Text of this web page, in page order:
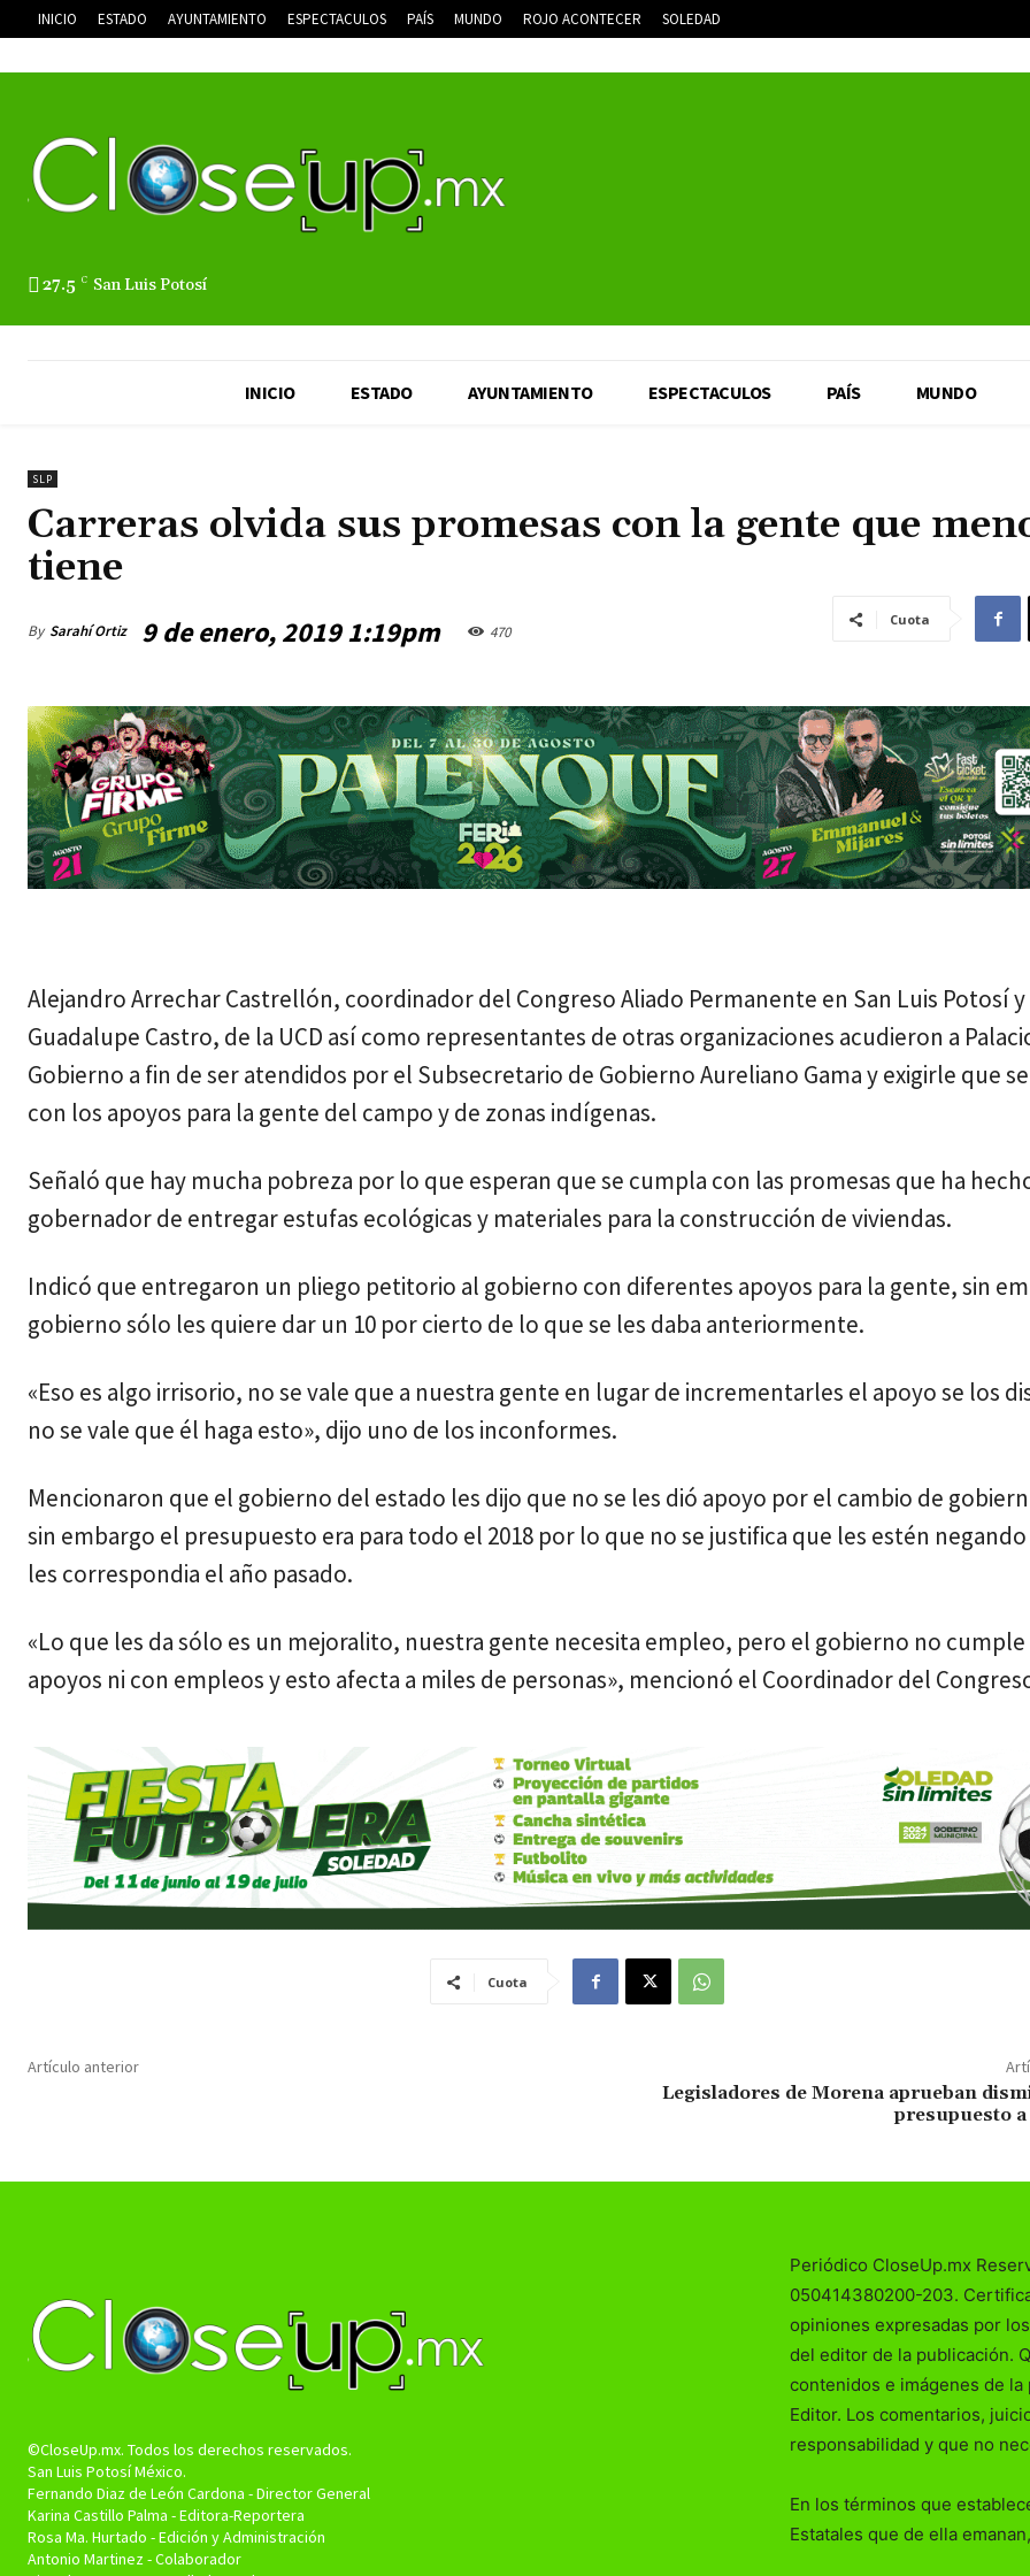
INICIO ESTADO AYUNTAMIENTO ESPECTACULOS PAÍS MUNDO ROJO ACONTECER SOLEDAD
27.5 C San Luis Potosí
INICIO ESTADO AYUNTAMIENTO ESPECTACULOS PAÍS MUNDO
SLP
Carreras olvida sus promesas con la gente que
tiene
By Sarahí Ortiz 9 de enero, 2019 1:19pm 470
Cuota
Alejandro Arrechar Castrellón, coordinador del Congreso Aliado Permanente en San Luis Potosí y
Guadalupe Castro, de la UCD así como representantes de otras organizaciones acudieron a
Gobierno a fin de ser atendidos por el Subsecretario de Gobierno Aureliano Gama y exigirle que
con los apoyos para la gente del campo y de zonas indígenas.
Señaló que hay mucha pobreza por lo que esperan que se cumpla con las promesas que ha
gobernador de entregar estufas ecológicas y materiales para la construcción de viviendas.
Indicó que entregaron un pliego petitorio al gobierno con diferentes apoyos para la gente, sin
gobierno sólo les quiere dar un 10 por cierto de lo que se les daba anteriormente.
«Eso es algo irrisorio, no se vale que a nuestra gente en lugar de incrementarles el apoyo se los
no se vale que él haga esto», dijo uno de los inconformes.
Mencionaron que el gobierno del estado les dijo que no se les dió apoyo por el cambio de
sin embargo el presupuesto era para todo el 2018 por lo que no se justifica que les estén
les correspondia el año pasado.
«Lo que les da sólo es un mejoralito, nuestra gente necesita empleo, pero el gobierno no
apoyos ni con empleos y esto afecta a miles de personas», mencionó el Coordinador del
Cuota
Artículo anterior
Legisladores de Morena aprueban
presupuesto
©CloseUp.mx. Todos los derechos reservados.
San Luis Potosí México.
Fernando Diaz de León Cardona - Director General
Karina Castillo Palma - Editora-Reportera
Rosa Ma. Hurtado - Edición y Administración
Antonio Martinez - Colaborador
Periódico CloseUp.mx
050414380200-203.
opiniones expresadas por
del editor de la publicación.
contenidos e imágenes de
Editor. Los comentarios,
responsabilidad y que no
En los términos que
Estatales que de ella